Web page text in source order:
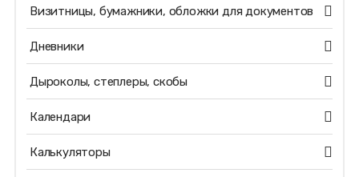
Визитницы, бумажники, обложки для документов
Дневники
Дыроколы, степлеры, скобы
Календари
Калькуляторы